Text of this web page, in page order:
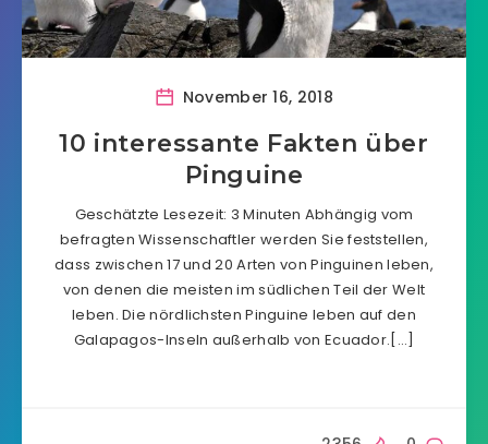
November 16, 2018
10 interessante Fakten über
Pinguine
Geschätzte Lesezeit: 3 Minuten Abhängig vom
befragten Wissenschaftler werden Sie feststellen,
dass zwischen 17 und 20 Arten von Pinguinen leben,
von denen die meisten im südlichen Teil der Welt
leben. Die nördlichsten Pinguine leben auf den
Galapagos-Inseln außerhalb von Ecuador.[…]